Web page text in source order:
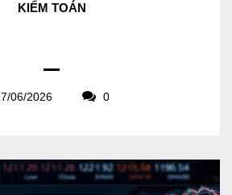
KIỂM TOÁN
06/2026 0